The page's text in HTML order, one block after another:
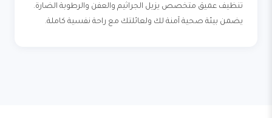
تنظيف عميق متخصص يزيل الجراثيم والعفن والرطوبة الضارة.
يضمن بيئة صحية آمنة لك ولعائلتك مع راحة نفسية كاملة.